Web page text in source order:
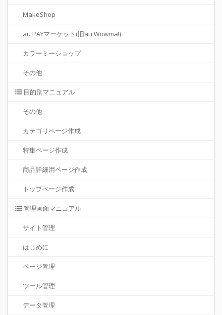
MakeShop
au PAYマーケット(旧au Wowma!)
カラーミーショップ
その他
目的別マニュアル
その他
カテゴリページ作成
特集ページ作成
商品詳細用ページ作成
トップページ作成
管理画面マニュアル
サイト管理
はじめに
ページ管理
ツール管理
データ管理